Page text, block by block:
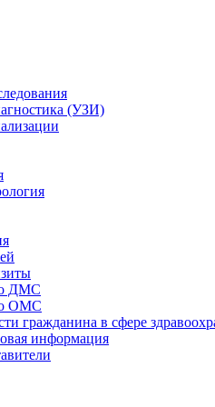
(УЗИ)
ДМС
ОМС
гражданина в сфере
информация